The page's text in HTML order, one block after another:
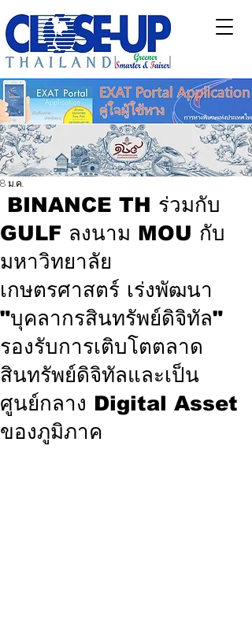
BINANCE TH ร่วมกับ
GULF ลงนาม MOU กับ
มหาวิทยาลัย
เกษตรศาสตร์ เร่งพัฒนา
"บุคลากรสินทรัพย์ดิจิทัล"
รองรับการเติบโตตลาด
สินทรัพย์ดิจิทัลและเป็น
ศูนย์กลาง Digital Asset
ของภูมิภาค
8 ม.ค.